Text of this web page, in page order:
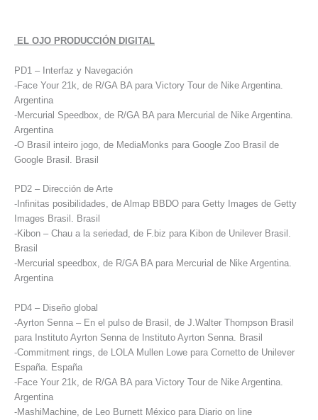
EL OJO PRODUCCIÓN DIGITAL
PD1 – Interfaz y Navegación
-Face Your 21k, de R/GA BA para Victory Tour de Nike Argentina.
Argentina
-Mercurial Speedbox, de R/GA BA para Mercurial de Nike Argentina.
Argentina
-O Brasil inteiro jogo, de MediaMonks para Google Zoo Brasil de
Google Brasil. Brasil
PD2 – Dirección de Arte
-Infinitas posibilidades, de Almap BBDO para Getty Images de Getty
Images Brasil. Brasil
-Kibon – Chau a la seriedad, de F.biz para Kibon de Unilever Brasil.
Brasil
-Mercurial speedbox, de R/GA BA para Mercurial de Nike Argentina.
Argentina
PD4 – Diseño global
-Ayrton Senna – En el pulso de Brasil, de J.Walter Thompson Brasil
para Instituto Ayrton Senna de Instituto Ayrton Senna. Brasil
-Commitment rings, de LOLA Mullen Lowe para Cornetto de Unilever
España. España
-Face Your 21k, de R/GA BA para Victory Tour de Nike Argentina.
Argentina
-MashiMachine, de Leo Burnett México para Diario on line